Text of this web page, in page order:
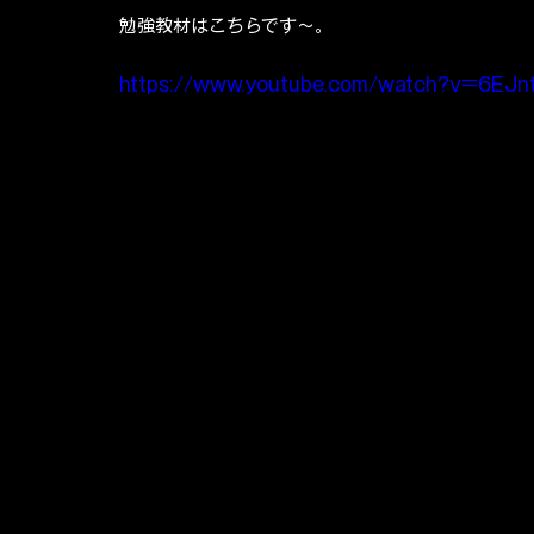
勉強教材はこちらです〜。
https://www.youtube.com/